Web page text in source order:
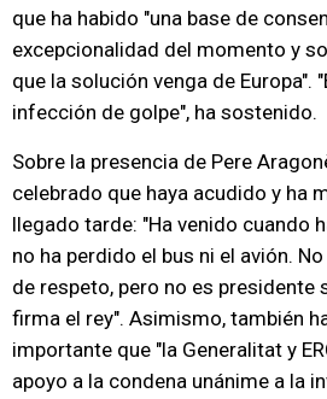
que ha habido "una base de
excepcionalidad del momento y
que la solución venga de Europa".
infección de golpe", ha sostenido.
Sobre la presencia de Pere
celebrado que haya acudido y ha
llegado tarde: "Ha venido cuando
no ha perdido el bus ni el avión.
de respeto, pero no es presidente
firma el rey". Asimismo, también
importante que "la Generalitat y
apoyo a la condena unánime a la